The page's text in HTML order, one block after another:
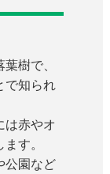
樹で、
で知られ
は赤やオ
す。
公園など